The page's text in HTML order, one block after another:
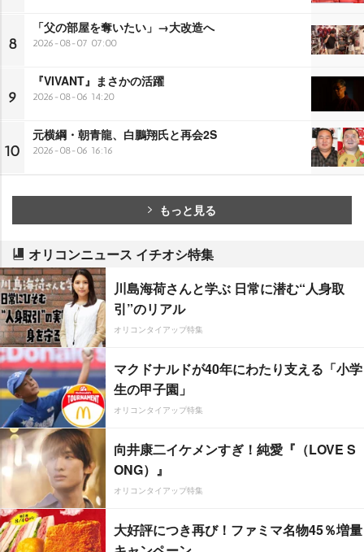
8
「父の部屋を奪いたい」→大改造へ
2026-08-07 07:00
9
『VIVANT』まさかの活躍
2026-08-06 14:20
10
元横綱・朝青龍、白鵬翔氏と再会2S
2026-08-06 16:16
もっと見る
オリコンニュース イチオシ特集
川島海荷さんと学ぶ 日常に潜む“人身取
引”のリアル
オリコンタイアップ特集
マクドナルドが40年にわたり支える「小学
生の甲子園」
オリコンタイアップ特集
向井康二イケメンすぎ！純愛『（LOVE S
ONG）』
オリコンタイアップ特集
大好評につき再び！ファミマ名物45％増量